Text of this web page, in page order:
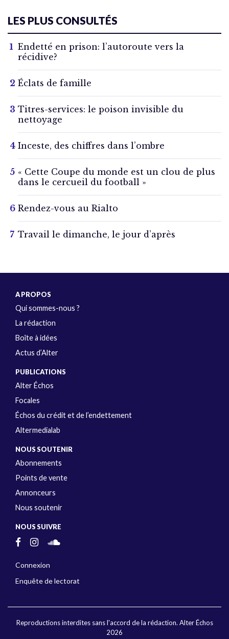
LES PLUS CONSULTÉS
Endetté en prison: l’autoroute vers la
récidive?
Éclats de famille
Titres-services: le poison invisible du
nettoyage
Inceste, des chiffres dans l’ombre
« Cette Coupe du monde est un clou de plus
dans le cercueil du football »
Rendez-vous au Rialto
Travail le dimanche, le jour d’après
A PROPOS
Qui sommes-nous ?
La rédaction
Boîte à idées
Actus d’Alter
PUBLICATIONS
Alter Échos
Focales
Échos du crédit et de l’endettement
Altermedialab
NOUS SOUTENIR
Abonnements
Points de vente
Annonceurs
Nous soutenir
NOUS SUIVRE
Connexion
Enquête de lectorat
Reproductions interdites sans l'accord de la rédaction. Alter Échos
2026